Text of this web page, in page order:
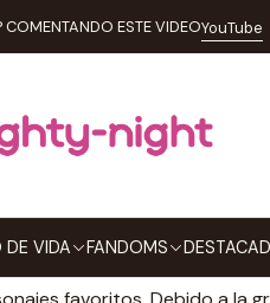
DE VIDA FANDOMS
ESTE VIDEOYouTube
¿Cuáles son las categorías de
de